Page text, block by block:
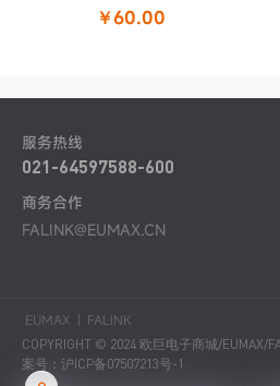
￥60.00
服务热线
021-64597588-600
商务合作
FALINK@EUMAX.CN
EUMAX | FALINK
COPYRIGHT © 2024 欧巨电子商城/EUMAX/
案号：沪ICP备07507213号-1